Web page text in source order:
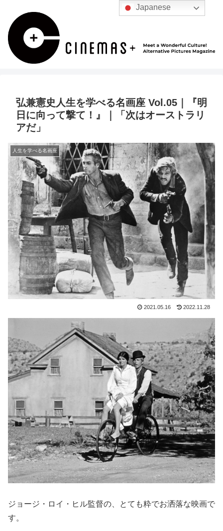
弘兼憲史人生を学べる名画座 Vol.05｜『明
日に向って撃て！』｜「次はオーストラリ
アだ」
人生を学べる名画座
2021.05.16 2022.11.28
ジョージ・ロイ・ヒル監督の、とても粋でお洒落な映画で
す。
Japanese